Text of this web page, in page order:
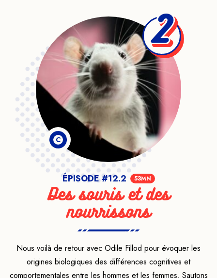
2
C
ÉPISODE #12.2 53MN
Des souris et des
nourrissons
Nous voilà de retour avec Odile Fillod pour évoquer les
origines biologiques des différences cognitives et
comportementales entre les hommes et les femmes. Sautons